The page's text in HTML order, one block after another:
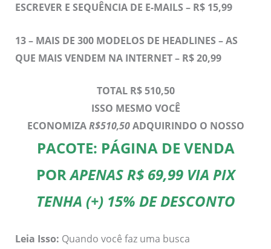
ESCREVER E SEQUÊNCIA DE E-MAILS – R$ 15,99
13 – MAIS DE 300 MODELOS DE HEADLINES – AS
QUE MAIS VENDEM NA INTERNET – R$ 20,99
TOTAL R$ 510,50
ISSO MESMO VOCÊ
ECONOMIZAR$510,50ADQUIRINDO O NOSSO
PACOTE: PÁGINA DE VENDA
PORAPENAS R$ 69,99 VIA PIX
TENHA (+) 15% DE DESCONTO
Leia Isso: Quando você faz uma busca